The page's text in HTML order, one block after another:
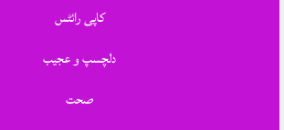
کاپی رائٹس
دلچسپ و عجیب
صحت